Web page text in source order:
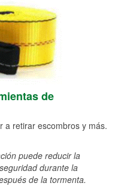
de
a retirar escombros y más.
puede reducir la
durante la
de la tormenta.